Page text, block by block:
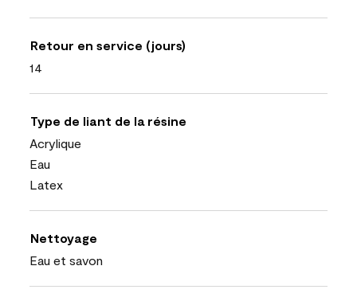
Retour en service (jours)
14
Type de liant de la résine
Acrylique
Eau
Latex
Nettoyage
Eau et savon